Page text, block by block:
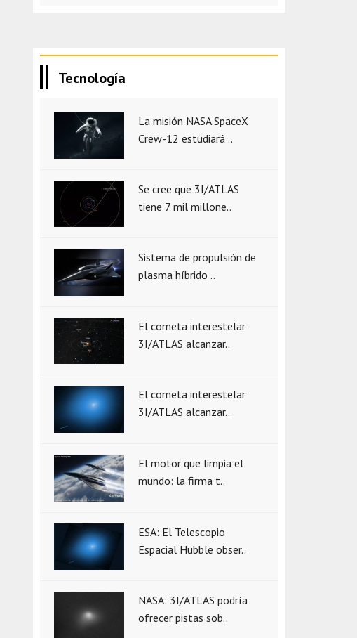
Tecnología
La misión NASA SpaceX
Crew-12 estudiará ..
Se cree que 3I/ATLAS
tiene 7 mil millone..
Sistema de propulsión de
plasma híbrido ..
El cometa interestelar
3I/ATLAS alcanzar..
El cometa interestelar
3I/ATLAS alcanzar..
El motor que limpia el
mundo: la firma t..
ESA: El Telescopio
Espacial Hubble obser..
NASA: 3I/ATLAS podría
ofrecer pistas sob..